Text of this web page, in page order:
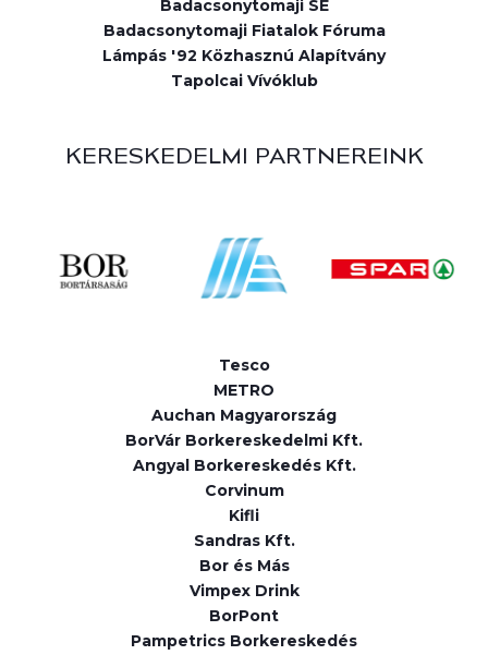
Badacsonytomaji SE
Badacsonytomaji Fiatalok Fóruma
Lámpás '92 Közhasznú Alapítvány
Tapolcai Vívóklub
KERESKEDELMI PARTNEREINK
Tesco
METRO
Auchan Magyarország
BorVár Borkereskedelmi Kft.
Angyal Borkereskedés Kft.
Corvinum
Kifli
Sandras Kft.
Bor és Más
Vimpex Drink
BorPont
Pampetrics Borkereskedés